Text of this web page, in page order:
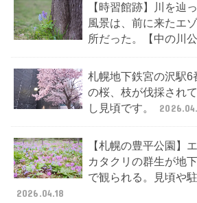
【時習館跡】川を辿
風景は、前に来たエ
所だった。【中の川
札幌地下鉄宮の沢駅6
の桜、枝が伐採され
し見頃です。
【札幌の豊平公園】
カタクリの群生が地
で観られる。見頃や
2026.04.18